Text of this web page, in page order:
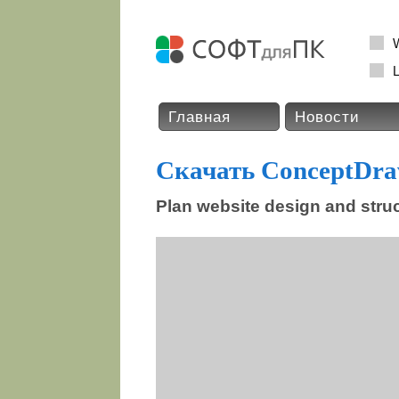
Главная Новости
Скачать
Plan website design and